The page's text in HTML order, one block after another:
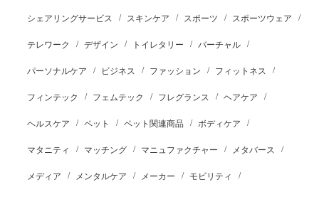
シェアリングサービス スキンケア スポーツ スポーツウェア
テレワーク デザイン トイレタリー バーチャル
パーソナルケア ビジネス ファッション フィットネス
フィンテック フェムテック フレグランス ヘアケア
ヘルスケア ペット ペット関連商品 ボディケア
マタニティ マッチング マニュファクチャー メタバース
メディア メンタルケア メーカー モビリティ